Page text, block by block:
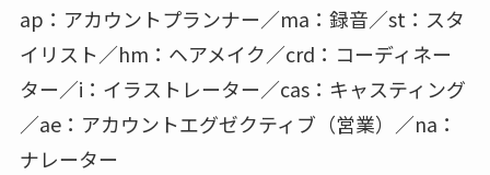
ap：アカウントプランナー／ma：録音／st：スタ
イリスト／hm：ヘアメイク／crd：コーディネー
ター／i：イラストレーター／cas：キャスティング
／ae：アカウントエグゼクティブ（営業）／na：
ナレーター